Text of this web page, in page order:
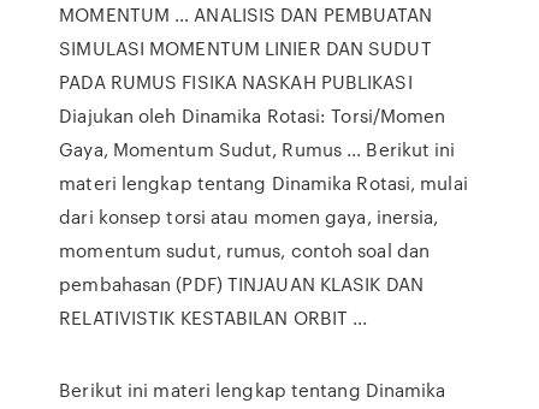
MOMENTUM … ANALISIS DAN PEMBUATAN
SIMULASI MOMENTUM LINIER DAN SUDUT
PADA RUMUS FISIKA NASKAH PUBLIKASI
Diajukan oleh Dinamika Rotasi: Torsi/Momen
Gaya, Momentum Sudut, Rumus ... Berikut ini
materi lengkap tentang Dinamika Rotasi, mulai
dari konsep torsi atau momen gaya, inersia,
momentum sudut, rumus, contoh soal dan
pembahasan (PDF) TINJAUAN KLASIK DAN
RELATIVISTIK KESTABILAN ORBIT ...
Berikut ini materi lengkap tentang Dinamika